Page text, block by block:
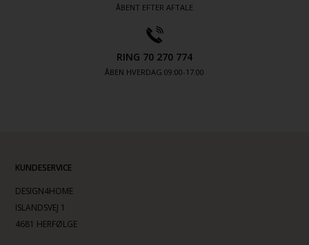
ÅBENT EFTER AFTALE
RING 70 270 774
ÅBEN HVERDAG 09:00-17.00
KUNDESERVICE
DESIGN4HOME
ISLANDSVEJ 1
4681 HERFØLGE